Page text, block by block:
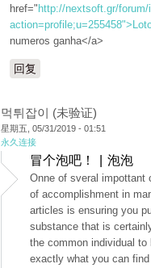
href=" http://nextsoft.gr/forum/
numeros ganha</a>
回复
먹튀잡이 (未验证)
星期五, 05/31/2019 - 01:51
永久连接
冒个泡吧！ | 泡泡
Onne of sveral impottant
of accomplishment in
articles is ensuring you
substance that is
the common individual to
exactly what you can